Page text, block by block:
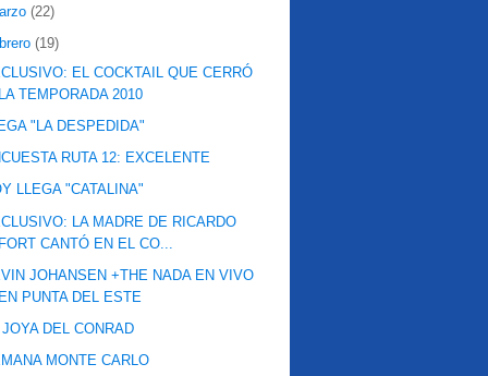
(22)
(19)
EL COCKTAIL QUE CERRÓ
TEMPORADA 2010
"LA DESPEDIDA"
RUTA 12: EXCELENTE
LLEGA "CATALINA"
LA MADRE DE RICARDO
CANTÓ EN EL CO...
JOHANSEN +THE NADA EN VIVO
PUNTA DEL ESTE
JOYA DEL CONRAD
MONTE CARLO